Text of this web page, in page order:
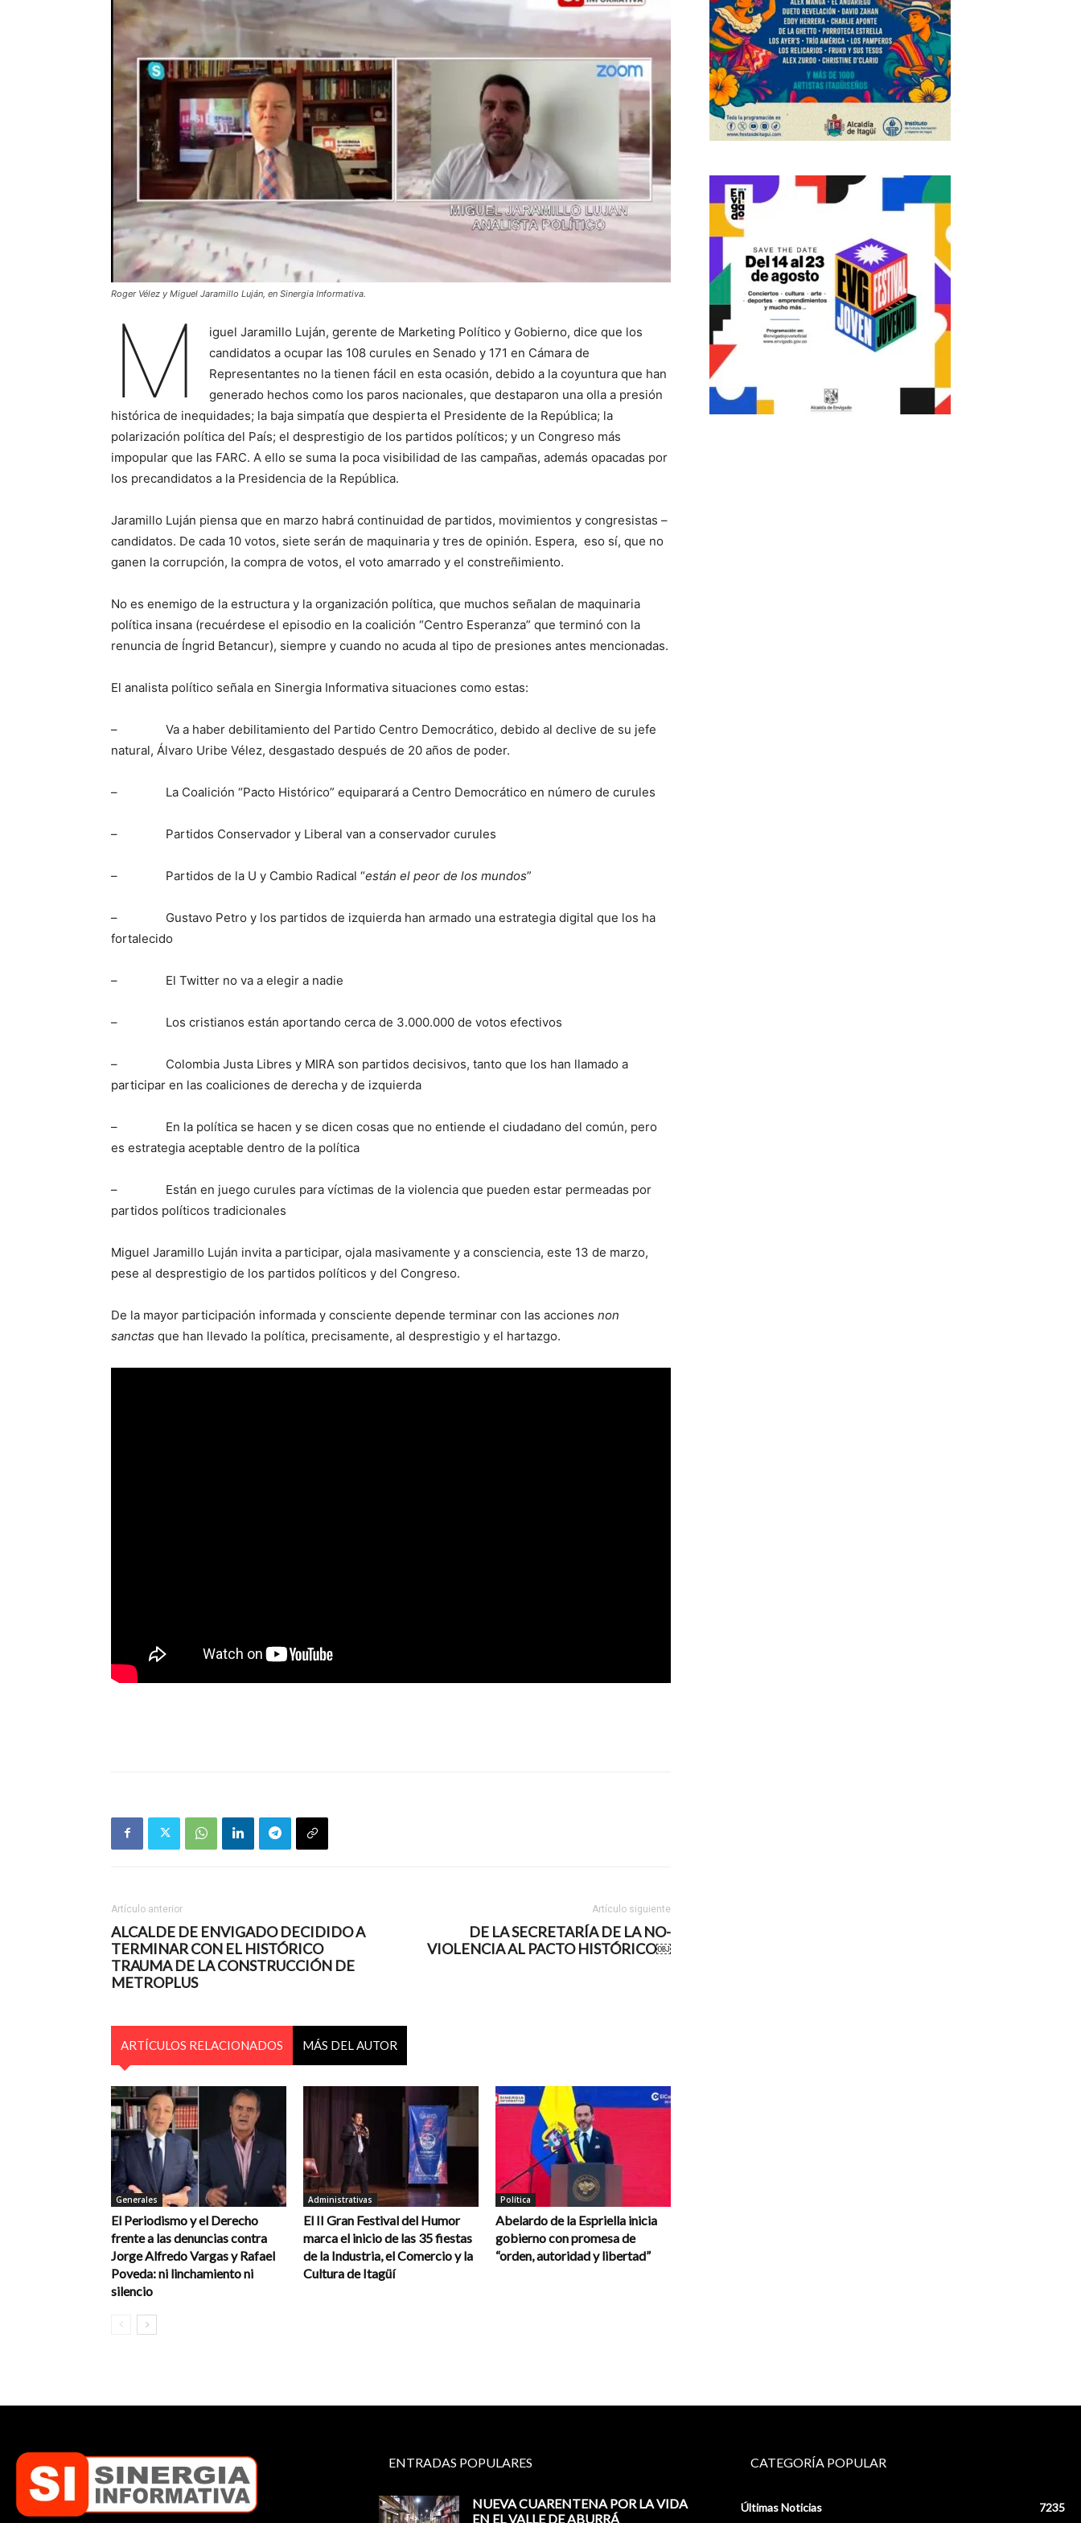
Roger Vélez y Miguel Jaramillo Luján, en Sinergia Informativa.
M
iguel Jaramillo Luján, gerente de Marketing Político y Gobierno, dice que los
candidatos a ocupar las 108 curules en Senado y 171 en Cámara de
Representantes no la tienen fácil en esta ocasión, debido a la coyuntura que han
generado hechos como los paros nacionales, que destaparon una olla a presión
histórica de inequidades; la baja simpatía que despierta el Presidente de la República; la
polarización política del País; el desprestigio de los partidos políticos; y un Congreso más
impopular que las FARC. A ello se suma la poca visibilidad de las campañas, además opacadas por
los precandidatos a la Presidencia de la República.
Jaramillo Luján piensa que en marzo habrá continuidad de partidos, movimientos y congresistas –
candidatos. De cada 10 votos, siete serán de maquinaria y tres de opinión. Espera, eso sí, que no
ganen la corrupción, la compra de votos, el voto amarrado y el constreñimiento.
No es enemigo de la estructura y la organización política, que muchos señalan de maquinaria
política insana (recuérdese el episodio en la coalición “Centro Esperanza” que terminó con la
renuncia de Íngrid Betancur), siempre y cuando no acuda al tipo de presiones antes mencionadas.
El analista político señala en Sinergia Informativa situaciones como estas:
– Va a haber debilitamiento del Partido Centro Democrático, debido al declive de su jefe
natural, Álvaro Uribe Vélez, desgastado después de 20 años de poder.
– La Coalición “Pacto Histórico” equiparará a Centro Democrático en número de curules
– Partidos Conservador y Liberal van a conservador curules
– Partidos de la U y Cambio Radical “están el peor de los mundos”
– Gustavo Petro y los partidos de izquierda han armado una estrategia digital que los ha
fortalecido
– El Twitter no va a elegir a nadie
– Los cristianos están aportando cerca de 3.000.000 de votos efectivos
– Colombia Justa Libres y MIRA son partidos decisivos, tanto que los han llamado a
participar en las coaliciones de derecha y de izquierda
– En la política se hacen y se dicen cosas que no entiende el ciudadano del común, pero
es estrategia aceptable dentro de la política
– Están en juego curules para víctimas de la violencia que pueden estar permeadas por
partidos políticos tradicionales
Miguel Jaramillo Luján invita a participar, ojala masivamente y a consciencia, este 13 de marzo,
pese al desprestigio de los partidos políticos y del Congreso.
De la mayor participación informada y consciente depende terminar con las acciones non
sanctas que han llevado la política, precisamente, al desprestigio y el hartazgo.
Artículo anterior
ALCALDE DE ENVIGADO DECIDIDO A
TERMINAR CON EL HISTÓRICO
TRAUMA DE LA CONSTRUCCIÓN DE
METROPLUS
Artículo siguiente
DE LA SECRETARÍA DE LA NO-
VIOLENCIA AL PACTO HISTÓRICO￼
ARTÍCULOS RELACIONADOS MÁS DEL AUTOR
Generales
El Periodismo y el Derecho
frente a las denuncias contra
Jorge Alfredo Vargas y Rafael
Poveda: ni linchamiento ni
silencio
Administrativas
El II Gran Festival del Humor
marca el inicio de las 35 fiestas
de la Industria, el Comercio y la
Cultura de Itagüí
Política
Abelardo de la Espriella inicia
gobierno con promesa de
“orden, autoridad y libertad”
ENTRADAS POPULARES
NUEVA CUARENTENA POR LA VIDA
EN EL VALLE DE ABURRÁ
CATEGORÍA POPULAR
Últimas Noticias 7235